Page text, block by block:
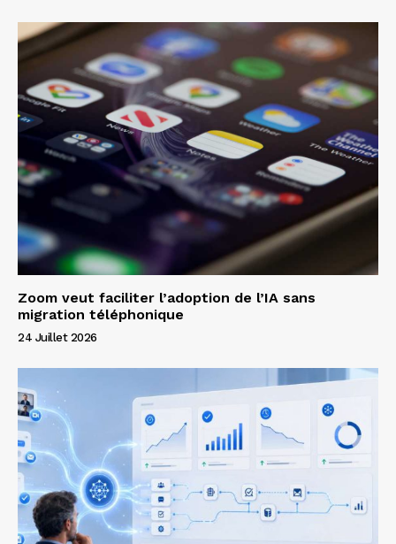
Zoom veut faciliter l’adoption de l’IA sans
migration téléphonique
24 Juillet 2026